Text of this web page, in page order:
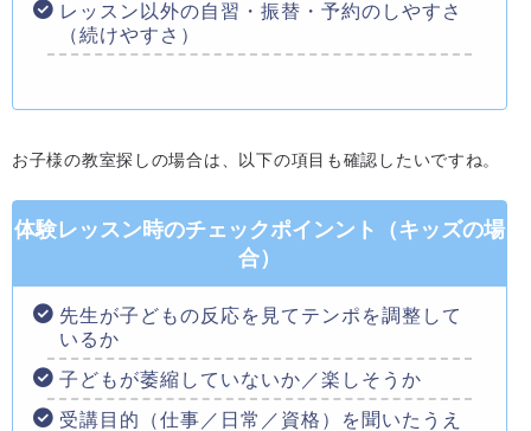
レッスン以外の自習・振替・予約のしやすさ
（続けやすさ）
お子様の教室探しの場合は、以下の項目も確認したいですね。
体験レッスン時のチェックポインント（キッズの場
合）
先生が子どもの反応を見てテンポを調整して
いるか
子どもが萎縮していないか／楽しそうか
受講目的（仕事／日常／資格）を聞いたうえ